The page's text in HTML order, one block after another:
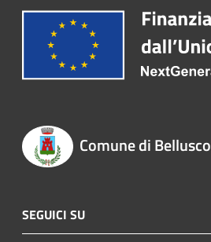
Comune di Bellusco
SEGUICI SU